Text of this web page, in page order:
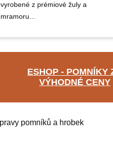
vyrobené z prémiové žuly a
mramoru...
ESHOP - POMNÍKY
VÝHODNÉ CENY